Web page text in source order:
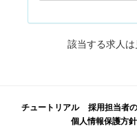
該当する求人は
チュートリアル 採用担当者
個人情報保護方針